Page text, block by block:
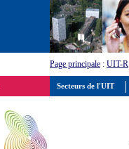
Page principale : UIT-R
Secteurs de l'UIT